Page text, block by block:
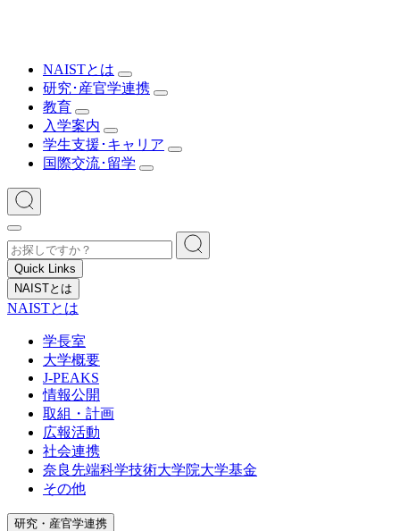
NAISTとは
研究･産官学連携
教育
入学案内
学生支援･キャリア
国際交流･留学
Quick Links
NAISTとは
NAISTとは
学長室
大学概要
J-PEAKS
情報公開
取組・計画
広報活動
社会連携
奈良先端科学技術大学院大学基金
その他
研究・産官学連携